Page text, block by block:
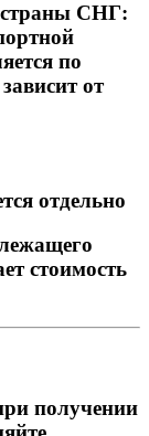
страны СНГ:
по
от
отдельно
стоимость
получении